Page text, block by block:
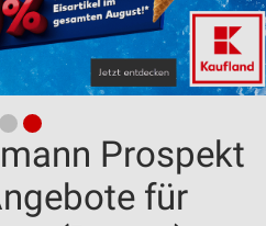
Prospekt
für